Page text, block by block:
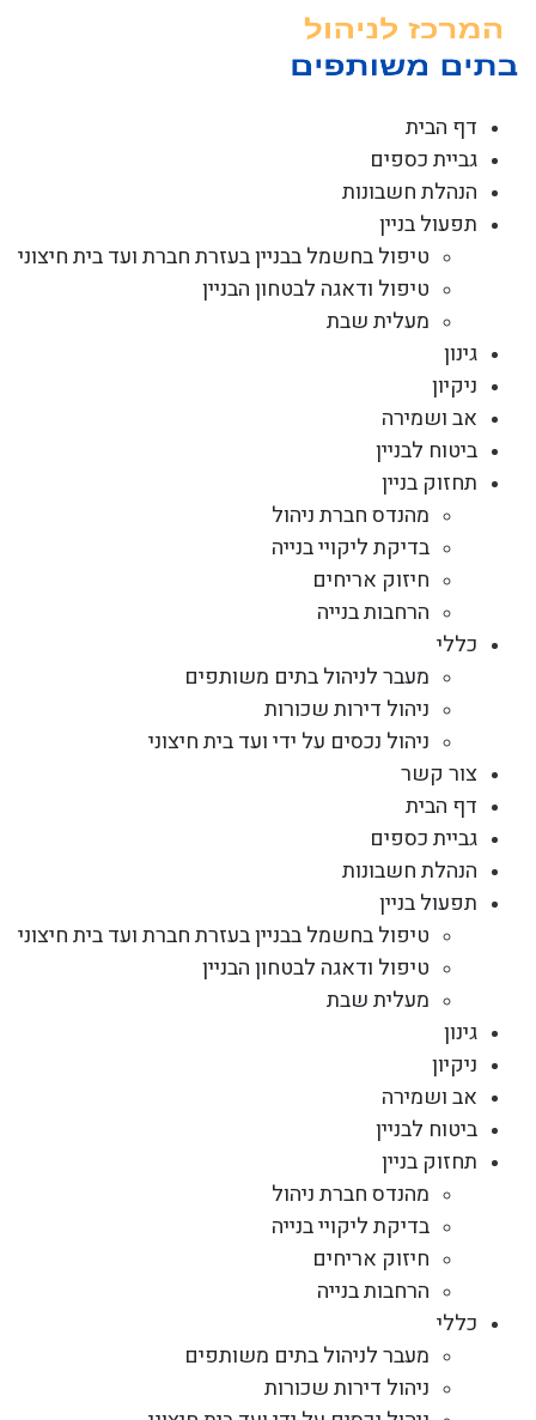
דף הבית
גביית כספים
הנהלת חשבונות
תפעול בניין
טיפול בחשמל בבניין בעזרת חברת ועד בית חיצוני
טיפול ודאגה לבטחון הבניין
מעלית שבת
גינון
ניקיון
אב ושמירה
ביטוח לבניין
תחזוק בניין
מהנדס חברת ניהול
בדיקת ליקויי בנייה
חיזוק אריחים
הרחבות בנייה
כללי
מעבר לניהול בתים משותפים
ניהול דירות שכורות
ניהול נכסים על ידי ועד בית חיצוני
צור קשר
דף הבית
גביית כספים
הנהלת חשבונות
תפעול בניין
טיפול בחשמל בבניין בעזרת חברת ועד בית חיצוני
טיפול ודאגה לבטחון הבניין
מעלית שבת
גינון
ניקיון
אב ושמירה
ביטוח לבניין
תחזוק בניין
מהנדס חברת ניהול
בדיקת ליקויי בנייה
חיזוק אריחים
הרחבות בנייה
כללי
מעבר לניהול בתים משותפים
ניהול דירות שכורות